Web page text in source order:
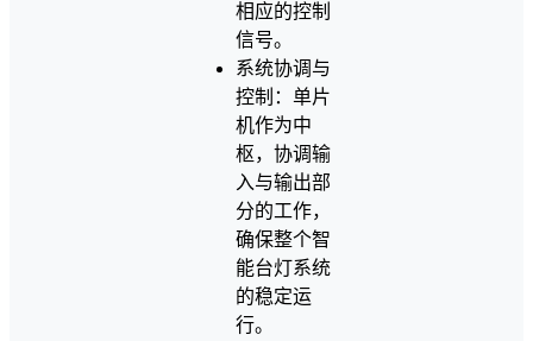
相应的控制
信号。
系统协调与
控制：单片
机作为中
枢，协调输
入与输出部
分的工作，
确保整个智
能台灯系统
的稳定运
行。